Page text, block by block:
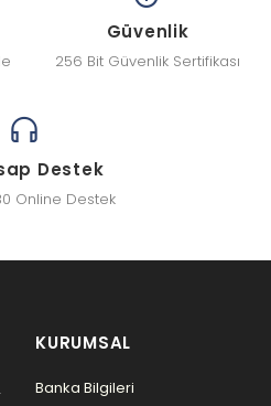
Güvenlik
256 Bit Güvenlik Sertifikası
Destek
Online Destek
KURUMSAL
Banka Bilgileri